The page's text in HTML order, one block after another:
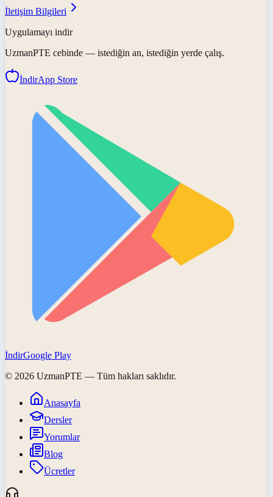
İletişim Bilgileri
Uygulamayı indir
UzmanPTE cebinde — istediğin an, istediğin yerde çalış.
İndirApp Store
İndirGoogle Play
© 2026 UzmanPTE — Tüm hakları saklıdır.
Anasayfa
Dersler
Yorumlar
Blog
Ücretler